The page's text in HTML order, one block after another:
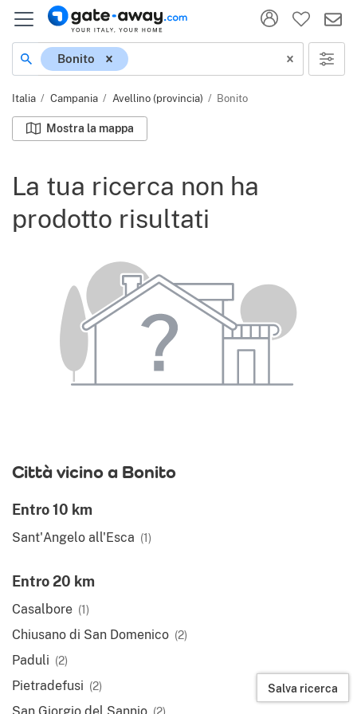
Località
Bonito
Italia Campania Avellino (provincia) Bonito
Mostra la mappa
La tua ricerca non ha
prodotto risultati
Città vicino a Bonito
Entro 10 km
Sant'Angelo all'Esca (1)
Entro 20 km
Casalbore (1)
Chiusano di San Domenico (2)
Paduli (2)
Pietradefusi (2)
(2)
Salva ricerca